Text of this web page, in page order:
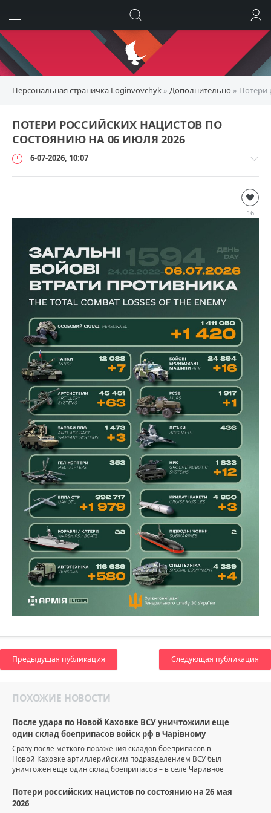
Персональная страничка Loginvovchyk » Дополнительно » Потери
ПОТЕРИ РОССИЙСКИХ НАЦИСТОВ ПО
СОСТОЯНИЮ НА 06 ИЮЛЯ 2026
6-07-2026, 10:07
16
Предыдущая публикация Следующая публикация
ПОХОЖИЕ НОВОСТИ
После удара по Новой Каховке ВСУ уничтожили еще
один склад боеприпасов войск рф в Чарівному
Сразу после меткого поражения складов боеприпасов в
Новой Каховке артиллерийским подразделением ВСУ был
уничтожен еще один склад боеприпасов – в селе Чаривное
Потери российских нацистов по состоянию на 26 мая
2026